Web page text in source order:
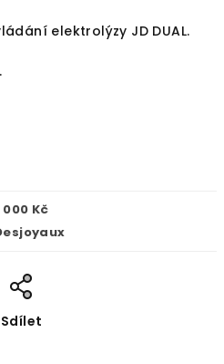
elektrolýzy JD DUAL.
Kč
Sdílet